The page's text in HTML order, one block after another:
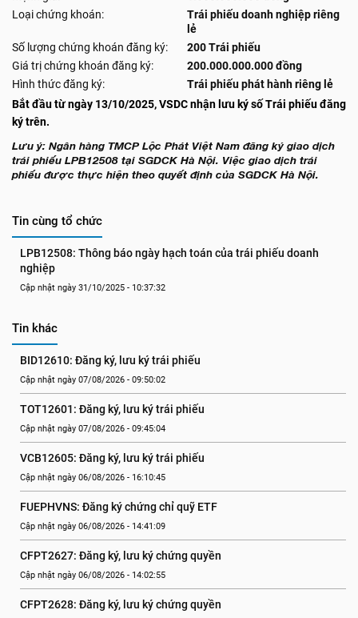
Loại chứng khoán:
Trái phiếu doanh nghiệp riêng
lẻ
Số lượng chứng khoán đăng ký:
200 Trái phiếu
Giá trị chứng khoán đăng ký:
200.000.000.000 đồng
Hình thức đăng ký:
Trái phiếu phát hành riêng lẻ
Bắt đầu từ ngày 13/10/2025, VSDC nhận lưu ký số Trái phiếu đăng
ký trên.
Lưu ý: Ngân hàng TMCP Lộc Phát Việt Nam đăng ký giao dịch
trái phiếu LPB12508 tại SGDCK Hà Nội. Việc giao dịch trái
phiếu được thực hiện theo quyết định của SGDCK Hà Nội.
Tin cùng tổ chức
LPB12508: Thông báo ngày hạch toán của trái phiếu doanh
nghiệp
Cập nhật ngày 31/10/2025 - 10:37:32
Tin khác
BID12610: Đăng ký, lưu ký trái phiếu
Cập nhật ngày 07/08/2026 - 09:50:02
TOT12601: Đăng ký, lưu ký trái phiếu
Cập nhật ngày 07/08/2026 - 09:45:04
VCB12605: Đăng ký, lưu ký trái phiếu
Cập nhật ngày 06/08/2026 - 16:10:45
FUEPHVNS: Đăng ký chứng chỉ quỹ ETF
Cập nhật ngày 06/08/2026 - 14:41:09
CFPT2627: Đăng ký, lưu ký chứng quyền
Cập nhật ngày 06/08/2026 - 14:02:55
CFPT2628: Đăng ký, lưu ký chứng quyền